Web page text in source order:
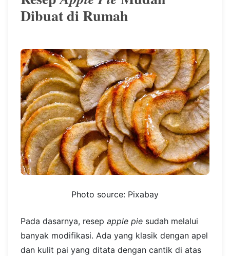
Dibuat di Rumah
Photo source: Pixabay
Pada dasarnya, resep apple pie sudah melalui
banyak modifikasi. Ada yang klasik dengan apel
dan kulit pai yang ditata dengan cantik di atas